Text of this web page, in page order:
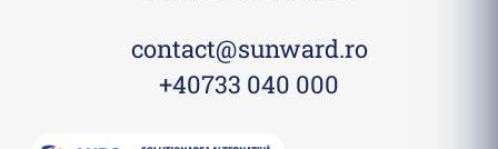
contact@sunward.ro
+40733 040 000